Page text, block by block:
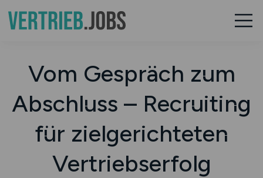
Vom Gespräch zum
Abschluss – Recruiting
für zielgerichteten
Vertriebserfolg